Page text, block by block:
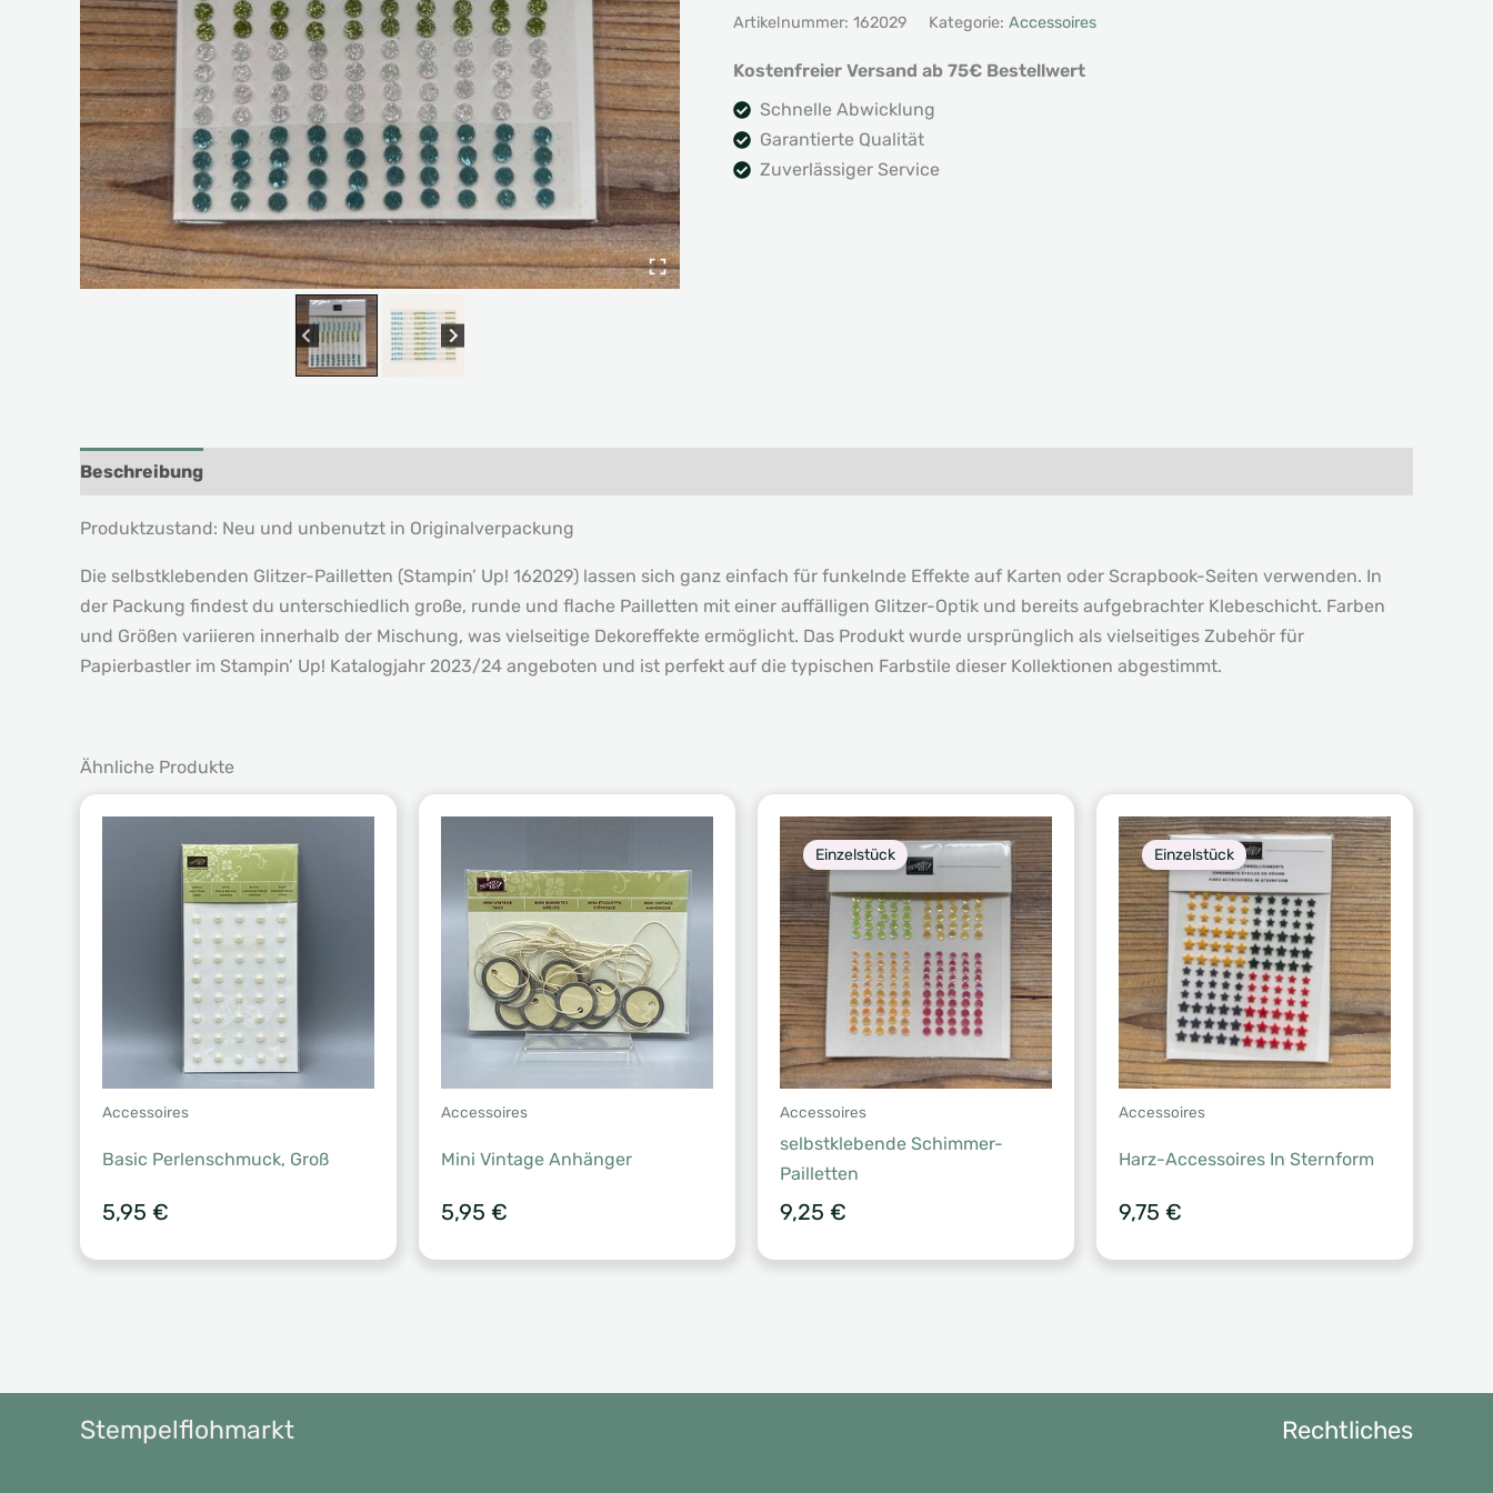
Artikelnummer: 162029 Kategorie: Accessoires
Kostenfreier Versand ab 75€ Bestellwert
Schnelle Abwicklung
Garantierte Qualität
Zuverlässiger Service
Beschreibung
Produktzustand: Neu und unbenutzt in Originalverpackung
Die selbstklebenden Glitzer-Pailletten (Stampin’ Up! 162029) lassen sich ganz einfach für funkelnde Effekte auf Karten oder Scrapbook-Seiten verwenden. In
der Packung findest du unterschiedlich große, runde und flache Pailletten mit einer auffälligen Glitzer-Optik und bereits aufgebrachter Klebeschicht. Farben
und Größen variieren innerhalb der Mischung, was vielseitige Dekoreffekte ermöglicht. Das Produkt wurde ursprünglich als vielseitiges Zubehör für
Papierbastler im Stampin’ Up! Katalogjahr 2023/24 angeboten und ist perfekt auf die typischen Farbstile dieser Kollektionen abgestimmt.
Ähnliche Produkte
Accessoires
Basic Perlenschmuck, Groß
5,95 €
Accessoires
Mini Vintage Anhänger
5,95 €
Einzelstück
Accessoires
selbstklebende Schimmer-
Pailletten
9,25 €
Einzelstück
Accessoires
Harz-Accessoires In Sternform
9,75 €
Stempelflohmarkt Rechtliches